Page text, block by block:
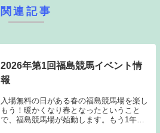
関連記事
2026年第1回福島競馬イベント情
報
入場無料の日がある春の福島競馬場を楽し
もう！暖かくなり春となったということ
で、福島競馬場が始動します。もう1年の4